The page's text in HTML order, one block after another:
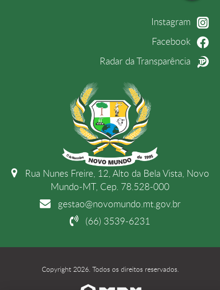
Instagram
Facebook
Radar da Transparência
Rua Nunes Freire, 12, Alto da Bela Vista, Novo
Mundo-MT, Cep. 78.528-000
gestao@novomundo.mt.gov.br
(66) 3539-6231
Copyright 2026. Todos os direitos reservados.